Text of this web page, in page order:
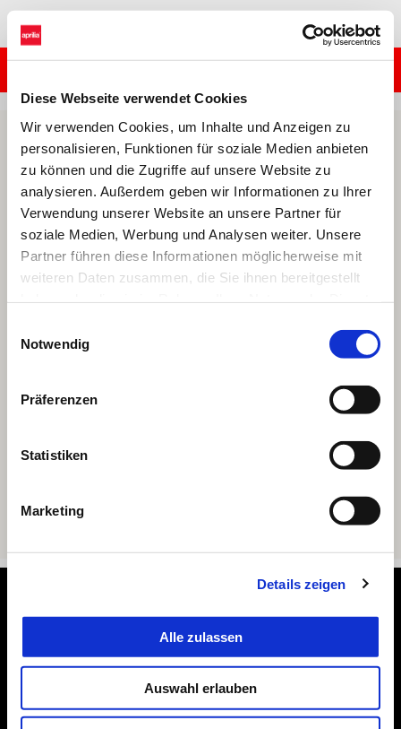
Diese Webseite verwendet Cookies
Wir verwenden Cookies, um Inhalte und Anzeigen zu
personalisieren, Funktionen für soziale Medien anbieten
zu können und die Zugriffe auf unsere Website zu
analysieren. Außerdem geben wir Informationen zu Ihrer
Verwendung unserer Website an unsere Partner für
soziale Medien, Werbung und Analysen weiter. Unsere
Partner führen diese Informationen möglicherweise mit
weiteren Daten zusammen, die Sie ihnen bereitgestellt
Notwendig
Präferenzen
Statistiken
Marketing
Details zeigen
Alle zulassen
Auswahl erlauben
MODELLE